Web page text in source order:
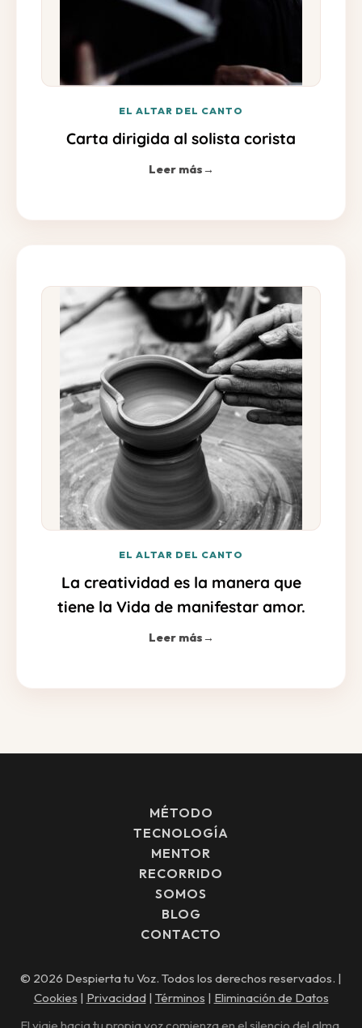
EL ALTAR DEL CANTO
Carta dirigida al solista corista
Leer más→
EL ALTAR DEL CANTO
La creatividad es la manera que
tiene la Vida de manifestar amor.
Leer más→
MÉTODO
TECNOLOGÍA
MENTOR
RECORRIDO
SOMOS
BLOG
CONTACTO
© 2026 Despierta tu Voz. Todos los derechos reservados. |
Cookies | Privacidad| Términos | Eliminación de Datos